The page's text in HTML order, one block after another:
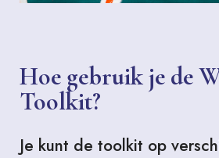
Hoe gebruik je de
Toolkit?
Je kunt de toolkit op